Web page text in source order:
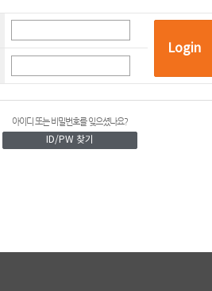
Login
아이디 또는 비밀번호를 잊으셨나요?
ID/PW 찾기